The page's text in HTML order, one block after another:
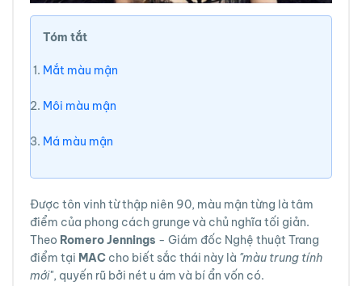
Tóm tắt
Mắt màu mận
Môi màu mận
Má màu mận
Được tôn vinh từ thập niên 90, màu mận từng là tâm
điểm của phong cách grunge và chủ nghĩa tối giản.
Theo Romero Jennings - Giám đốc Nghệ thuật Trang
điểm tại MAC cho biết sắc thái này là "màu trung tính
mới", quyến rũ bởi nét u ám và bí ẩn vốn có.